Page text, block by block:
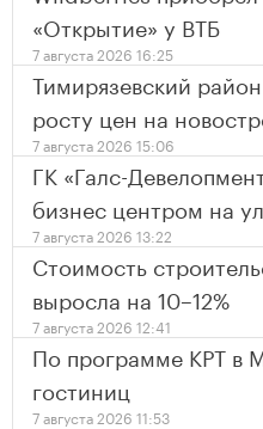
«Открытие» у ВТБ
7 августа 2026 16:25
Тимирязевский
росту цен на
7 августа 2026 15:06
ГК «Галс-
бизнес центром на
7 августа 2026 13:22
Стоимость
выросла на 10–12%
7 августа 2026 12:41
По программе КРТ в
гостиниц
7 августа 2026 11:53